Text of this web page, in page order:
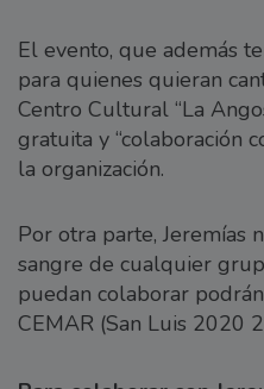
El evento, que además
para quienes quieran
Centro Cultural “La
gratuita y “colaboración
la organización.
Por otra parte, Jeremías
sangre de cualquier
puedan colaborar
CEMAR (San Luis 2020